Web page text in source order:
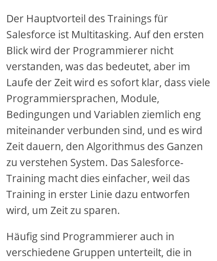
Der Hauptvorteil des Trainings für
Salesforce ist Multitasking. Auf den ersten
Blick wird der Programmierer nicht
verstanden, was das bedeutet, aber im
Laufe der Zeit wird es sofort klar, dass viele
Programmiersprachen, Module,
Bedingungen und Variablen ziemlich eng
miteinander verbunden sind, und es wird
Zeit dauern, den Algorithmus des Ganzen
zu verstehen System. Das Salesforce-
Training macht dies einfacher, weil das
Training in erster Linie dazu entworfen
wird, um Zeit zu sparen.
Häufig sind Programmierer auch in
verschiedene Gruppen unterteilt, die in